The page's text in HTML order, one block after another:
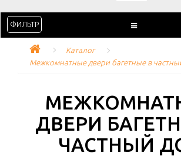
ФИЛЬТР
Каталог
Межкомнатные двери багетные в
ДВЕРИ
ЧАСТНЫЙ